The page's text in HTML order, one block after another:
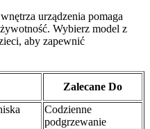
urządzenia pomaga
Wybierz model z
aby zapewnić
Zalecane Do
Codzienne
podgrzewanie